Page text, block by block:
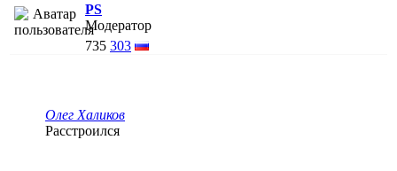
PS
Модератор
735 303
Олег Халиков
Расстроился